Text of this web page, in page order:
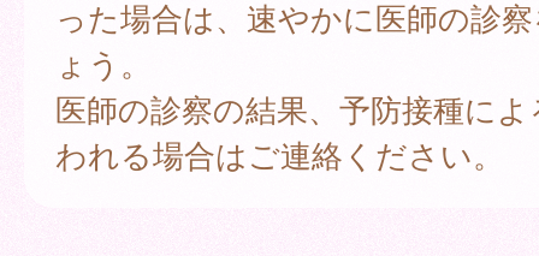
った場合は、速やかに医師の診
ょう。
医師の診察の結果、予防接種に
われる場合はご連絡ください。